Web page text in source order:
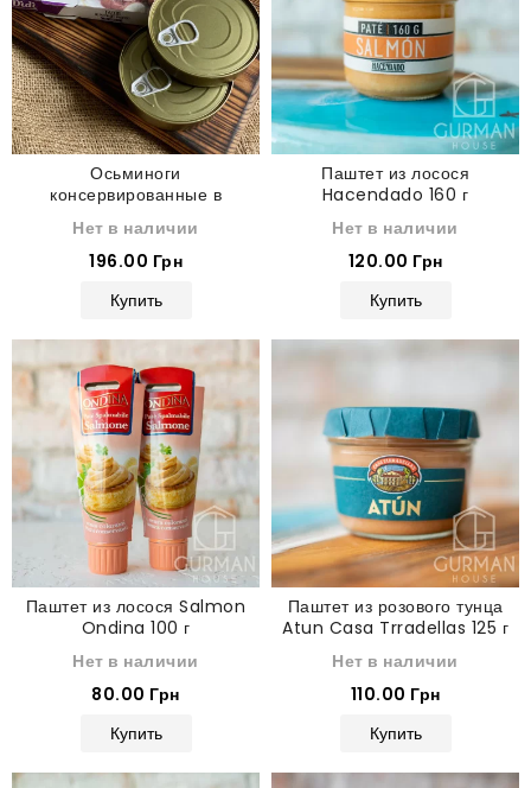
Осьминоги
консервированные в
Нет в наличии
196.00 Грн
Купить
Паштет из лосося
Hacendado 160 г
Нет в наличии
120.00 Грн
Купить
Паштет из лосося Salmon
Ondina 100 г
Нет в наличии
80.00 Грн
Купить
Паштет из розового тунца
Atun Casa Trradellas 125 г
Нет в наличии
110.00 Грн
Купить